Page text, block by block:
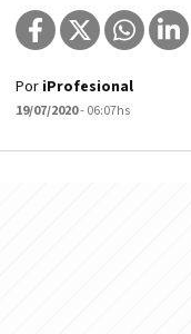
Por iProfesional
19/07/2020- 06:07hs